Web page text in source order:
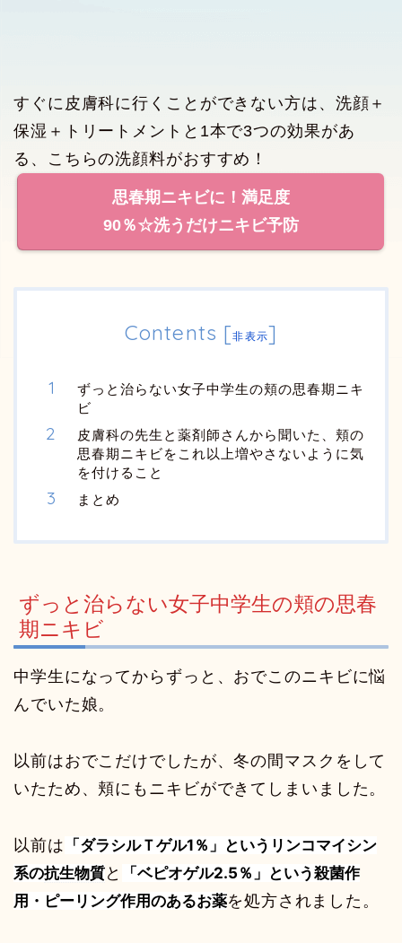
すぐに皮膚科に行くことができない方は、洗顔＋
保湿＋トリートメントと1本で3つの効果があ
る、こちらの洗顔料がおすすめ！
思春期ニキビに！満足度
90％☆洗うだけニキビ予防
Contents [非表示]
ずっと治らない女子中学生の頬の思春期ニキ
ビ
皮膚科の先生と薬剤師さんから聞いた、頬の
思春期ニキビをこれ以上増やさないように気
を付けること
まとめ
ずっと治らない女子中学生の頬の思春
期ニキビ
中学生になってからずっと、おでこのニキビに悩
んでいた娘。
以前はおでこだけでしたが、冬の間マスクをして
いたため、頬にもニキビができてしまいました。
以前は 「ダラシルＴゲル1％」というリンコマイシン
系の抗生物質と
「ベピオゲル2.5％」という殺菌作
用・ピーリング作用のあるお薬を処方されました。